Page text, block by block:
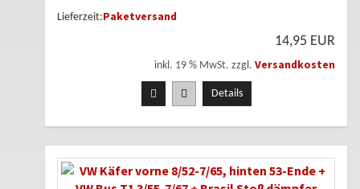
Lieferzeit:Paketversand
14,95 EUR
inkl. 19 % MwSt. zzgl. Versandkosten
Details